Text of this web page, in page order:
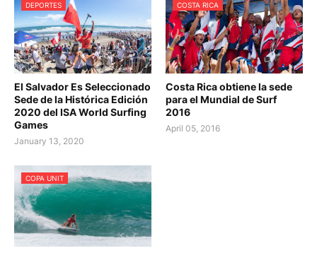
DEPORTES
El Salvador Es Seleccionado
Sede de la Histórica Edición
2020 del ISA World Surfing
Games
January 13, 2020
COSTA RICA
Costa Rica obtiene la sede
para el Mundial de Surf
2016
April 05, 2016
COPA UNIT